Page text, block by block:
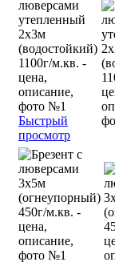
Быстрый
просмотр